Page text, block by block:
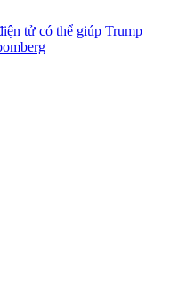
tử có thể giúp Trump